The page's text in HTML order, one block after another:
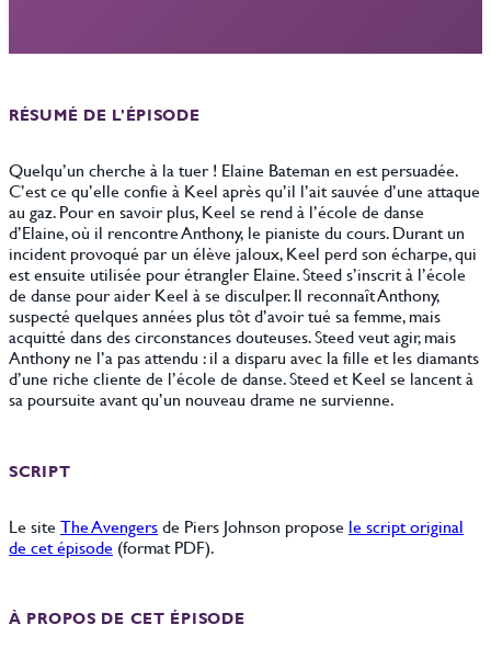
RÉSUMÉ DE L’ÉPISODE
Quelqu’un cherche à la tuer ! Elaine Bateman en est persuadée.
C’est ce qu’elle confie à Keel après qu’il l’ait sauvée d’une attaque
au gaz. Pour en savoir plus, Keel se rend à l’école de danse
d’Elaine, où il rencontre Anthony, le pianiste du cours. Durant un
incident provoqué par un élève jaloux, Keel perd son écharpe, qui
est ensuite utilisée pour étrangler Elaine. Steed s’inscrit à l’école
de danse pour aider Keel à se disculper. Il reconnaît Anthony,
suspecté quelques années plus tôt d’avoir tué sa femme, mais
acquitté dans des circonstances douteuses. Steed veut agir, mais
Anthony ne l’a pas attendu : il a disparu avec la fille et les diamants
d’une riche cliente de l’école de danse. Steed et Keel se lancent à
sa poursuite avant qu’un nouveau drame ne survienne.
SCRIPT
Le site The Avengersde Piers Johnson propose le script original
de cet épisode (format PDF).
À PROPOS DE CET ÉPISODE